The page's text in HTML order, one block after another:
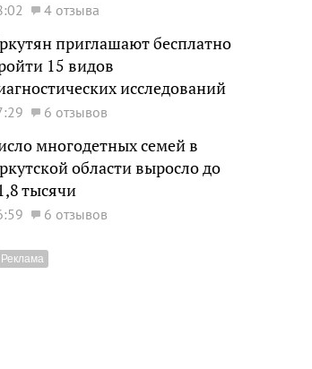
4 отзыва
приглашают бесплатно
15 видов
исследований
6 отзывов
многодетных семей в
области выросло до
тысячи
6 отзывов